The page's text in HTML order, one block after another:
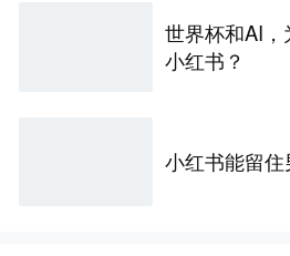
世界杯和AI
小红书？
小红书能留住